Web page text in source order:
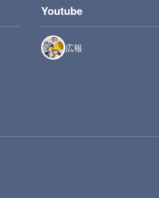
Youtube
広報